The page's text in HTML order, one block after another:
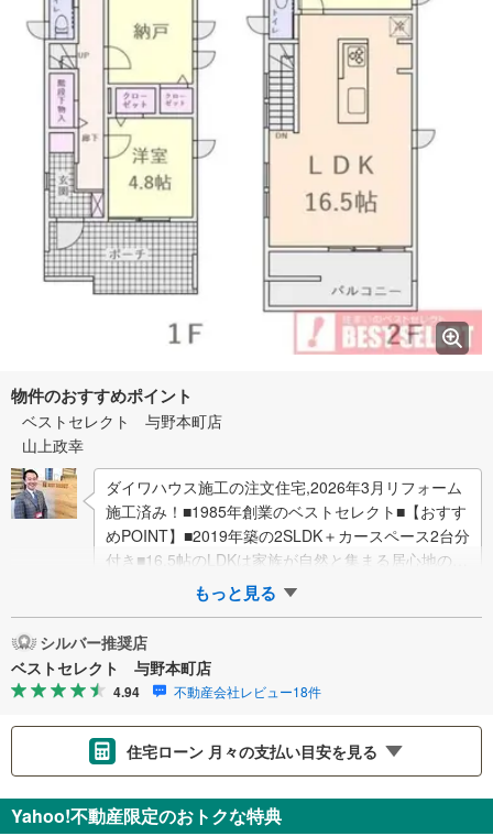
物件のおすすめポイント
ベストセレクト 与野本町店
山上政幸
ダイワハウス施工の注文住宅,2026年3月リフォーム
施工済み！■1985年創業のベストセレクト■【おすす
めPOINT】■2019年築の2SLDK＋カースペース2台分
付き■16.5帖のLDKは家族が自然と集まる居心地の良
い空間■アイ…もっと見る
シルバー推奨店
ベストセレクト 与野本町店
4.94 不動産会社レビュー18件
住宅ローン 月々の支払い目安を見る
Yahoo!不動産限定のおトクな特典